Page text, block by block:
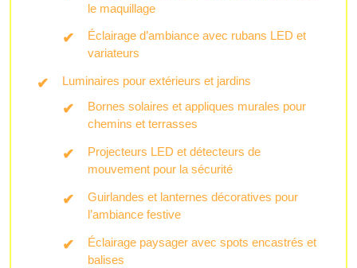
le maquillage
Éclairage d’ambiance avec rubans LED et
variateurs
Luminaires pour extérieurs et jardins
Bornes solaires et appliques murales pour
chemins et terrasses
Projecteurs LED et détecteurs de
mouvement pour la sécurité
Guirlandes et lanternes décoratives pour
l’ambiance festive
Éclairage paysager avec spots encastrés et
balises